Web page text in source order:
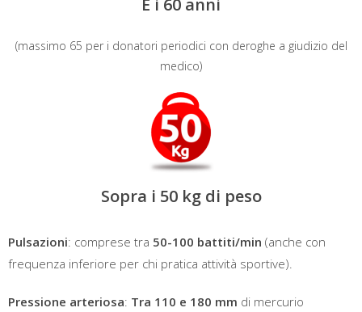
E i 60 anni
(massimo 65 per i donatori periodici con deroghe a giudizio del
medico)
Sopra i 50 kg di peso
Pulsazioni: comprese tra 50-100 battiti/min (anche con
frequenza inferiore per chi pratica attività sportive).
Pressione arteriosa: Tra 110 e 180 mm di mercurio